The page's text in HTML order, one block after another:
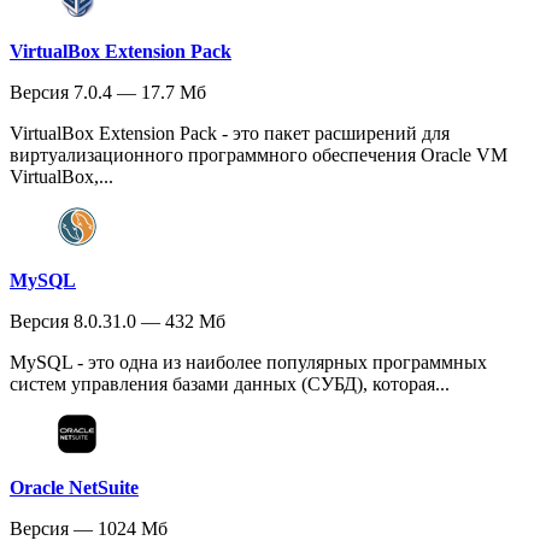
VirtualBox Extension Pack
Версия 7.0.4 — 17.7 Мб
VirtualBox Extension Pack - это пакет расширений для
виртуализационного программного обеспечения Oracle VM
VirtualBox,...
MySQL
Версия 8.0.31.0 — 432 Мб
MySQL - это одна из наиболее популярных программных
систем управления базами данных (СУБД), которая...
Oracle NetSuite
Версия — 1024 Мб